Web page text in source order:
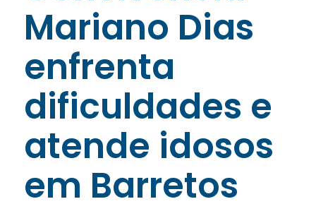
Mariano Dias
enfrenta
dificuldades e
atende idosos
em Barretos